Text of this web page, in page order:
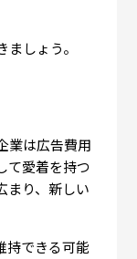
しょう。
業は広告費用
て愛着を持つ
まり、新しい
持できる可能